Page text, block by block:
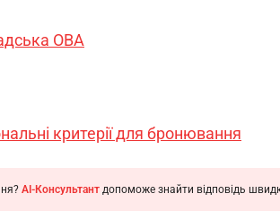
ОВА
критерії для бронювання
AI-Консультант допоможе знайти відповідь